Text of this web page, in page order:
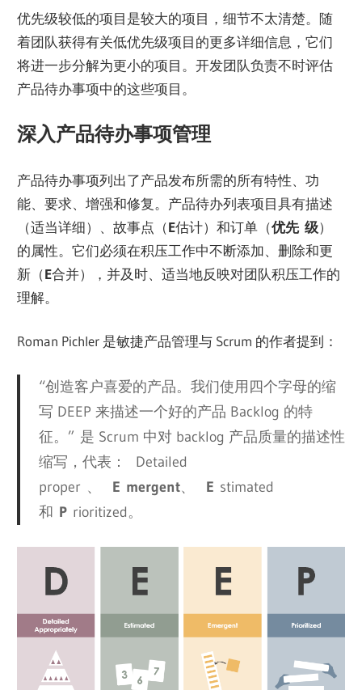
优先级较低的项目是较大的项目，细节不太清楚。随
着团队获得有关低优先级项目的更多详细信息，它们
将进一步分解为更小的项目。开发团队负责不时评估
产品待办事项中的这些项目。
深入产品待办事项管理
产品待办事项列出了产品发布所需的所有特性、功
能、要求、增强和修复。产品待办列表项目具有描述
（适当详细）、故事点（E估计）和订单（优先级）
的属性。它们必须在积压工作中不断添加、删除和更
新（E合并），并及时、适当地反映对团队积压工作的
理解。
Roman Pichler 是敏捷产品管理与 Scrum 的作者提到：
“创造客户喜爱的产品。我们使用四个字母的缩
写 DEEP 来描述一个好的产品 Backlog 的特
征。” 是 Scrum 中对 backlog 产品质量的描述性
缩写，代表： Detailed
proper 、 E mergent、 E stimated
和 Prioritized。